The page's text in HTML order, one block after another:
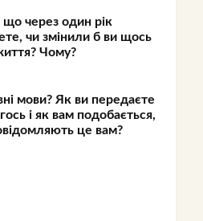
через один рік
чи змінили б ви щось
Чому?
мови? Як ви передаєте
і як вам подобається,
це вам?